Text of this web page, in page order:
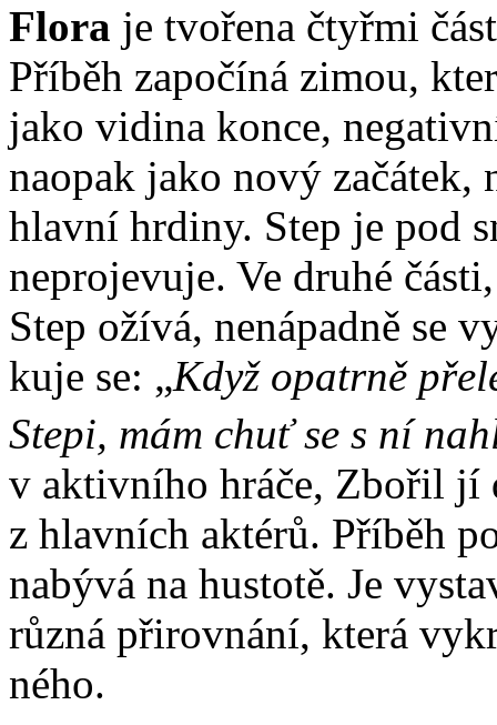
Flo­ra je tvo­ře­na čtyř­mi
Pří­běh za­po­čí­ná zi­mou,
ja­ko vi­di­na kon­ce,
na­o­pak ja­ko no­vý za­čá­tek,
hlav­ní hr­di­ny. Step je pod
ne­pro­je­vu­je. Ve dru­hé
Step oží­vá, ne­ná­pad­ně se
ku­je se: „Když opa­tr­ně
Ste­pi, mám chuť se s ní
v ak­tiv­ní­ho hrá­če, Zbo­řil jí
z hlav­ních ak­té­rů. Pří­běh
na­bý­vá na hus­to­tě. Je
různá při­rov­ná­ní, kte­rá
né­ho.